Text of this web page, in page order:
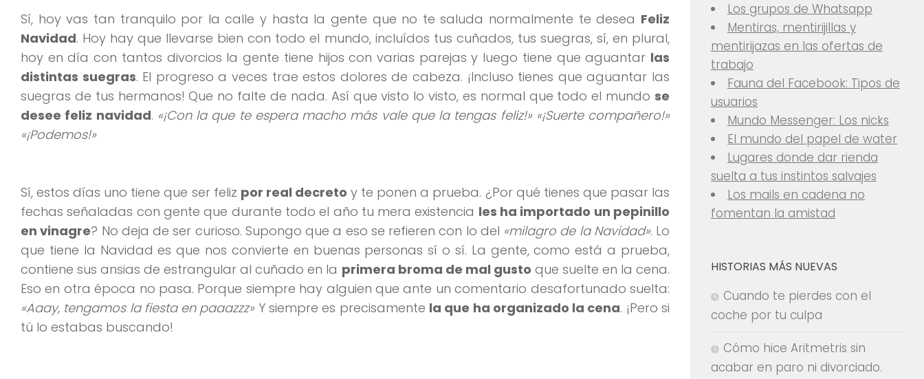
Sí, hoy vas tan tranquilo por la calle y hasta la gente que no te saluda normalmente te desea Feliz
Navidad. Hoy hay que llevarse bien con todo el mundo, incluídos tus cuñados, tus suegras, sí, en plural,
hoy en día con tantos divorcios la gente tiene hijos con varias parejas y luego tiene que aguantar las
distintas suegras. El progreso a veces trae estos dolores de cabeza. ¡Incluso tienes que aguantar las
suegras de tus hermanos! Que no falte de nada. Así que visto lo visto, es normal que todo el mundo se
desee feliz navidad. «¡Con la que te espera macho más vale que la tengas feliz!» «¡Suerte compañero!»
«¡Podemos!»
Sí, estos días uno tiene que ser feliz por real decreto y te ponen a prueba. ¿Por qué tienes que pasar las
fechas señaladas con gente que durante todo el año tu mera existencia les ha importado un pepinillo
en vinagre? No deja de ser curioso. Supongo que a eso se refieren con lo del «milagro de la Navidad». Lo
que tiene la Navidad es que nos convierte en buenas personas sí o sí. La gente, como está a prueba,
contiene sus ansias de estrangular al cuñado en la primera broma de mal gusto que suelte en la cena.
Eso en otra época no pasa. Porque siempre hay alguien que ante un comentario desafortunado suelta:
«Aaay, tengamos la fiesta en paaazzz»Y siempre es precisamente la que ha organizado la cena. ¡Pero si
tú lo estabas buscando!
Los grupos de Whatsapp
Mentiras, mentirijillas y
mentirijazas en las ofertas de
trabajo
Fauna del Facebook: Tipos de
usuarios
Mundo Messenger: Los nicks
El mundo del papel de water
Lugares donde dar rienda
suelta a tus instintos salvajes
Los mails en cadena no
fomentan la amistad
HISTORIAS MÁS NUEVAS
Cuando te pierdes con el
coche por tu culpa
Cómo hice Aritmetris sin
acabar en paro ni divorciado.